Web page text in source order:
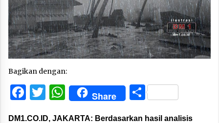
Bagikan dengan:
Facebook
Twitter
WhatsApp
Share Share
DM1.CO.ID, JAKARTA: Berdasarkan hasil analisis